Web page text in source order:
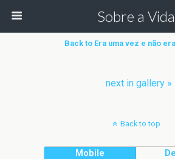
Sobre a Vida
Back to Era uma vez e não
next in gallery »
Back to top
Mobile